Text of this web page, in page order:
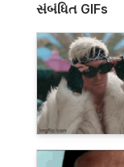
સંબંધિત GIFs